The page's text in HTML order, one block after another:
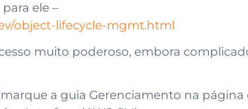
ele –
object-lifecycle-mgmt.html
muito poderoso, embora
a guia Gerenciamento na